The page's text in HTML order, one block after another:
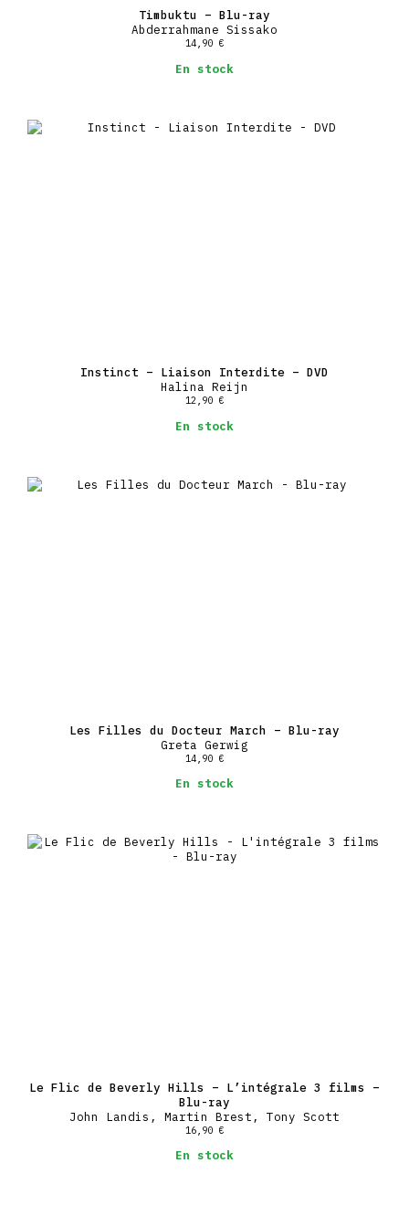
Timbuktu – Blu-ray
Abderrahmane Sissako
14,90 €
En stock
Instinct – Liaison Interdite – DVD
Halina Reijn
12,90 €
En stock
Les Filles du Docteur March – Blu-ray
Greta Gerwig
14,90 €
En stock
Le Flic de Beverly Hills – L’intégrale 3 films –
Blu-ray
John Landis, Martin Brest, Tony Scott
16,90 €
En stock